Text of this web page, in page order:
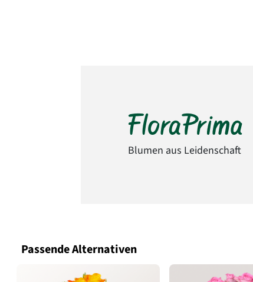
Blumen aus Leidenschaft
Passende Alternativen